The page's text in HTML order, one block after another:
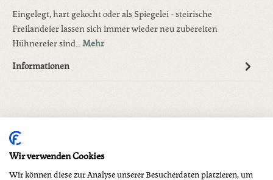
Wir verwenden Cookies
Wir können diese zur Analyse unserer Besucherdaten platzieren, um
Eingelegt, hart gekocht oder als Spiegelei - steirische
Freilandeier lassen sich immer wieder neu zubereiten
Hühnereier sind…Mehr
Informationen
Dazu empfehlen wir